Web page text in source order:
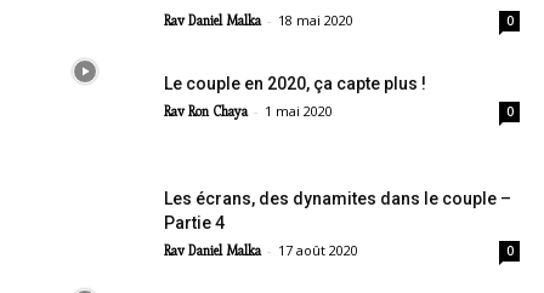
Rav Daniel Malka - 18 mai 2020 0
Le couple en 2020, ça capte plus !
Rav Ron Chaya - 1 mai 2020 0
Les écrans, des dynamites dans le couple –
Partie 4
Rav Daniel Malka - 17 août 2020 0